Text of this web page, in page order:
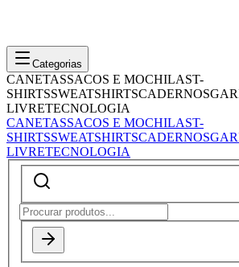
Categorias
CANETASSACOS E MOCHILAST-
SHIRTSSWEATSHIRTSCADERNOS
LIVRETECNOLOGIA
CANETASSACOS E MOCHILAST-
SHIRTSSWEATSHIRTSCADERNOS
LIVRETECNOLOGIA